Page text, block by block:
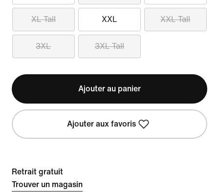
XL Tall XXL XXL Tall
3XL 3XL Tall
Ajouter au panier
Ajouter aux favoris
Retrait gratuit
Trouver un magasin